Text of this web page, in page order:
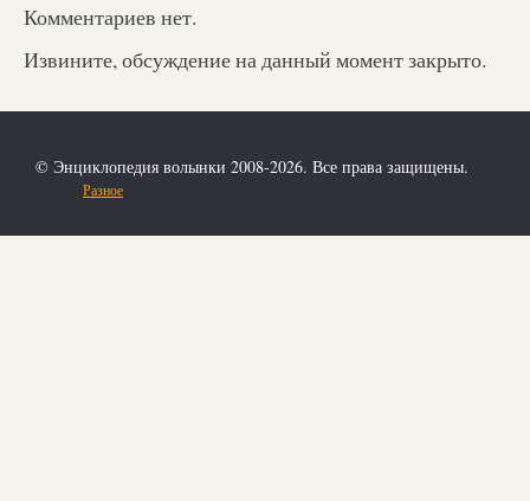
Комментариев нет.
Извините, обсуждение на данный момент закрыто.
© Энциклопедия волынки 2008-2026. Все права защищены.
Разное